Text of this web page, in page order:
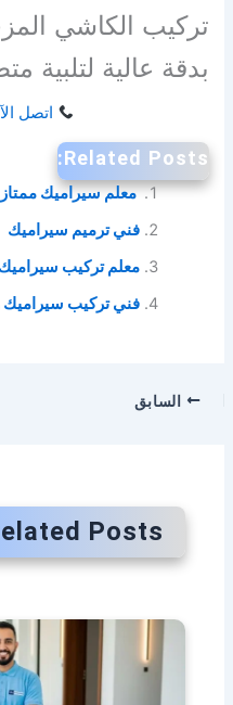
تركيب الكاشي
بدقة عالية لتلبية
اتصل الآن:
Related Posts:
معلم سيراميك ممتاز
فني ترميم سيراميك
معلم تركيب سيراميك
فني تركيب سيراميك
السابق
Posts